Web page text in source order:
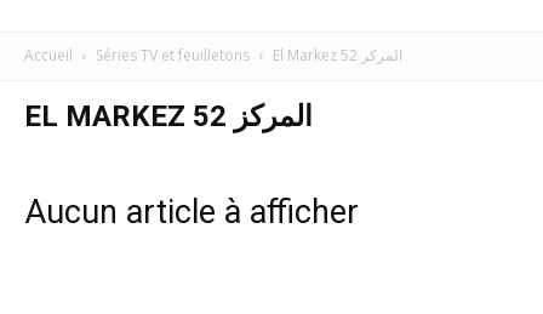
Accueil Séries TV et feuilletons El Markez 52 المركز
EL MARKEZ 52 المركز
Aucun article à afficher